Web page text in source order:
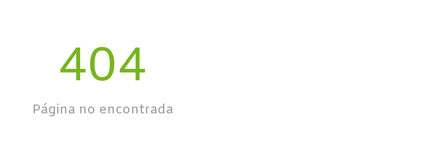
404
Página no encontrada